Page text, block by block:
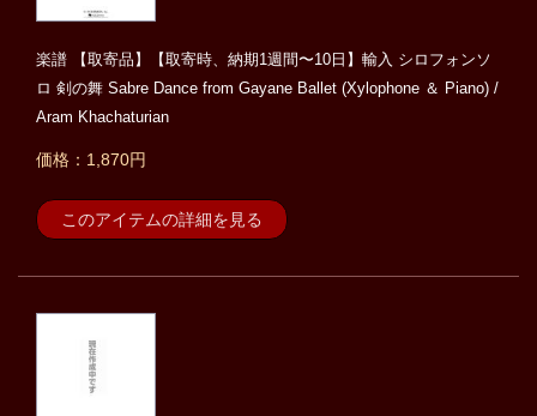
楽譜 【取寄品】【取寄時、納期1週間〜10日】輸入 シロフォンソ
ロ 剣の舞 Sabre Dance from Gayane Ballet (Xylophone ＆ Piano) /
Aram Khachaturian
価格：1,870円
このアイテムの詳細を見る